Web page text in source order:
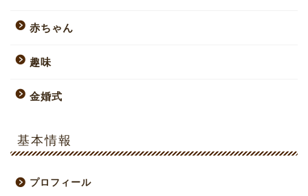
赤ちゃん
趣味
金婚式
基本情報
プロフィール